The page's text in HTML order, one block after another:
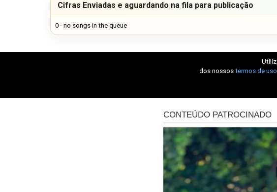
Cifras Enviadas e aguardando na fila para publicação
0 - no songs in the queue
dos nossos termos de uso